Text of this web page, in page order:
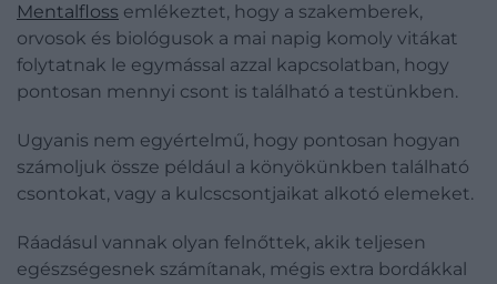
Mentalfloss emlékeztet, hogy a szakemberek,
orvosok és biológusok a mai napig komoly vitákat
folytatnak le egymással azzal kapcsolatban, hogy
pontosan mennyi csont is található a testünkben.
Ugyanis nem egyértelmű, hogy pontosan hogyan
számoljuk össze például a könyökünkben található
csontokat, vagy a kulcscsontjaikat alkotó elemeket.
Ráadásul vannak olyan felnőttek, akik teljesen
egészségesnek számítanak, mégis extra bordákkal